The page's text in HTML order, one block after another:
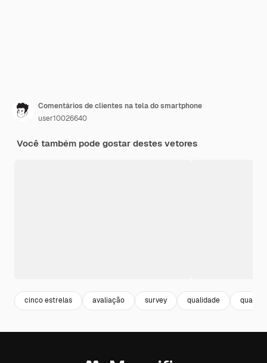
Comentários de clientes na tela do smartphone
user10026640
Você também pode gostar destes vetores
cinco estrelas avaliação survey qualidade quality